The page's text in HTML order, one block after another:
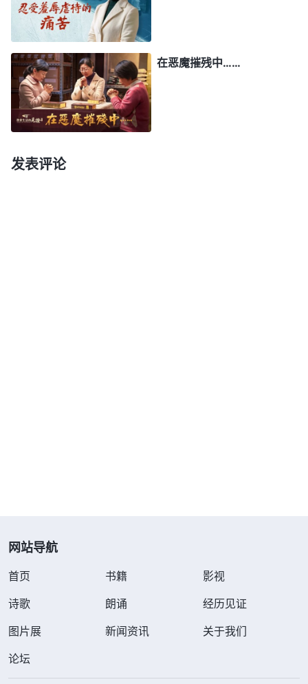
神向全宇的说话・第三篇》
撒但诡计多端，警察为了让我出卖弟兄姊妹、背叛
神，先是对我刑讯逼供，现在又换了一副嘴脸假装好
心来哄骗我，真是太阴险、太卑鄙了！过了一会儿，
他见我不吱声就凶相毕露了，厉声说：“你信全能神
是国家不允许的，更是共产党反对的，你如果再不交
能考公务员……你不为他们着想吗？你孩子的前途就
姓秦的大队长又逼问我奉献款的下落，我说不知道，
他就恼羞成怒，对准我的脑门捶了几拳，我被捶得头
轰轰地响。一路上，每经过一个村庄姓秦的大队长就
问我：“这儿你来过吗？”我说：“我没来过。”路过最
吧？这儿有几个接待家？你如果配合我们抓到人就放
在恶魔摧残中……
发表评论
网站导航
首页 书籍
影视
诗歌
朗诵
经历见证
图片展
新闻资讯
关于我们
论坛